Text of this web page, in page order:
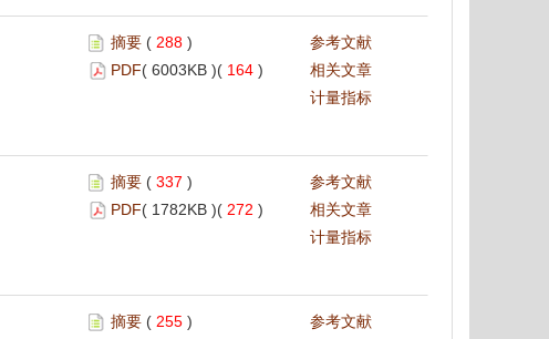
摘要 ( 288 )
PDF( 6003KB )( 164 )
参考文献
相关文章
计量指标
摘要 ( 337 )
PDF( 1782KB )( 272 )
参考文献
相关文章
计量指标
摘要 ( 255 )
参考文献